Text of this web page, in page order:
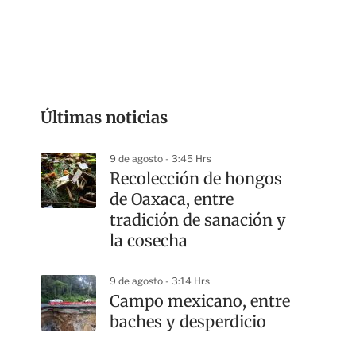
Últimas noticias
9 de agosto - 3:45 Hrs
Recolección de hongos
de Oaxaca, entre
tradición de sanación y
la cosecha
9 de agosto - 3:14 Hrs
Campo mexicano, entre
baches y desperdicio